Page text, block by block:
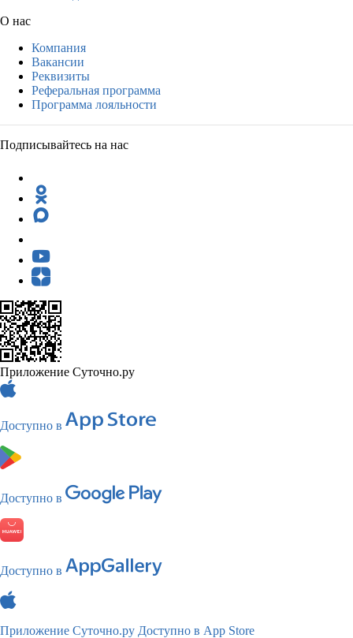
О нас
Компания
Вакансии
Реквизиты
Реферальная программа
Программа лояльности
Подписывайтесь на нас
Приложение Суточно.ру
Доступно в
Доступно в
Доступно в
Приложение Суточно.ру Доступно в App Store